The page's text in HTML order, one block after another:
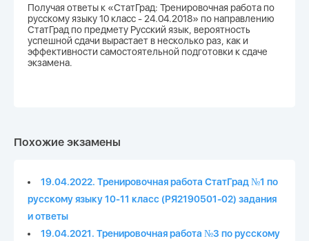
Получая ответы к «СтатГрад: Тренировочная работа по
русскому языку 10 класс - 24.04.2018» по направлению
СтатГрад по предмету Русский язык, вероятность
успешной сдачи вырастает в несколько раз, как и
эффективности самостоятельной подготовки к сдаче
экзамена.
Похожие экзамены
19.04.2022. Тренировочная работа СтатГрад №1 по
русскому языку 10-11 класс (РЯ2190501-02) задания
и ответы
19.04.2021. Тренировочная работа №3 по русскому